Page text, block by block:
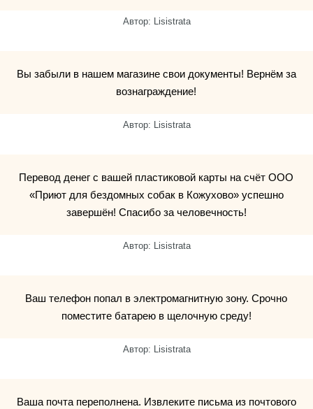
Автор: Lisistrata
Вы забыли в нашем магазине свои документы! Вернём за
вознаграждение!
Автор: Lisistrata
Перевод денег с вашей пластиковой карты на счёт ООО
«Приют для бездомных собак в Кожухово» успешно
завершён! Спасибо за человечность!
Автор: Lisistrata
Ваш телефон попал в электромагнитную зону. Срочно
поместите батарею в щелочную среду!
Автор: Lisistrata
Ваша почта переполнена. Извлеките письма из почтового